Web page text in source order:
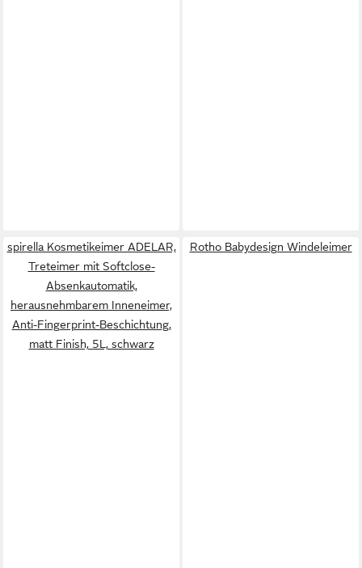
spirella Kosmetikeimer ADELAR,
Treteimer mit Softclose-
Absenkautomatik,
herausnehmbarem Inneneimer,
Anti-Fingerprint-Beschichtung,
matt Finish, 5L, schwarz
Rotho Babydesign Windeleimer